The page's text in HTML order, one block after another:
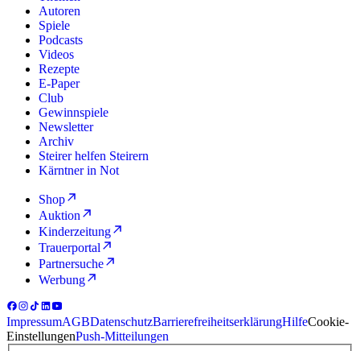
Autoren
Spiele
Podcasts
Videos
Rezepte
E-Paper
Club
Gewinnspiele
Newsletter
Archiv
Steirer helfen Steirern
Kärntner in Not
Shop
Auktion
Kinderzeitung
Trauerportal
Partnersuche
Werbung
ImpressumAGBDatenschutzBarrierefreiheitserklärungHilfeCookie-
EinstellungenPush-Mitteilungen